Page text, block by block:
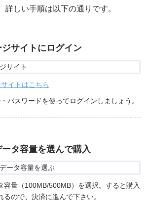
詳しい手順は以下の通りです。
サイトにログイン
イトはこちら
パスワードを使ってログインしましょう。
タ容量を選んで購入
容量（100MB/500MB）を選択。すると購入
るので、決済に進んで下さい。